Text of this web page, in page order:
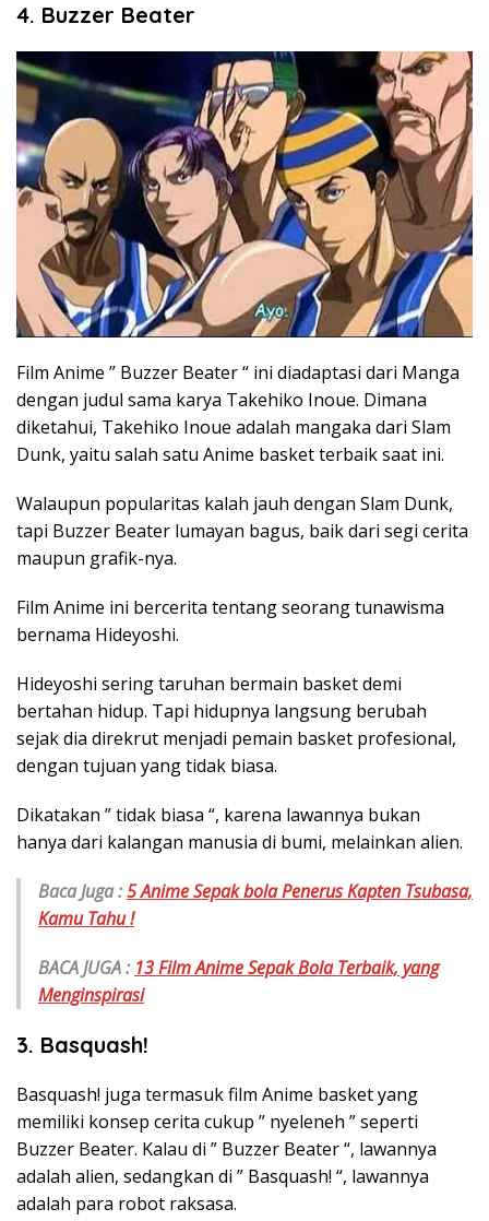
4. Buzzer Beater
Film Anime ” Buzzer Beater “ ini diadaptasi dari Manga
dengan judul sama karya Takehiko Inoue. Dimana
diketahui, Takehiko Inoue adalah mangaka dari Slam
Dunk, yaitu salah satu Anime basket terbaik saat ini.
Walaupun popularitas kalah jauh dengan Slam Dunk,
tapi Buzzer Beater lumayan bagus, baik dari segi cerita
maupun grafik-nya.
Film Anime ini bercerita tentang seorang tunawisma
bernama Hideyoshi.
Hideyoshi sering taruhan bermain basket demi
bertahan hidup. Tapi hidupnya langsung berubah
sejak dia direkrut menjadi pemain basket profesional,
dengan tujuan yang tidak biasa.
Dikatakan ” tidak biasa “, karena lawannya bukan
hanya dari kalangan manusia di bumi, melainkan alien.
Baca Juga :5 Anime Sepak bola Penerus Kapten Tsubasa,
Kamu Tahu !
BACA JUGA : 13 Film Anime Sepak Bola Terbaik, yang
Menginspirasi
3. Basquash!
Basquash! juga termasuk film Anime basket yang
memiliki konsep cerita cukup ” nyeleneh ” seperti
Buzzer Beater. Kalau di ” Buzzer Beater “, lawannya
adalah alien, sedangkan di ” Basquash! “, lawannya
adalah para robot raksasa.